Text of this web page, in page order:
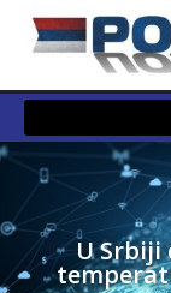
U Srbiji